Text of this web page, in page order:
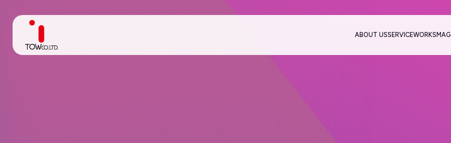
ABOUT USSERVICEWORKS